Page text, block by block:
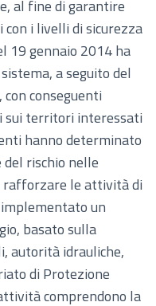
al fine di garantire
i livelli di sicurezza
19 gennaio 2014 ha
a seguito del
conseguenti
sui territori interessati
hanno determinato
rischio nelle
rafforzare le attività di
un
basato sulla
autorità idrauliche,
di Protezione
comprendono la